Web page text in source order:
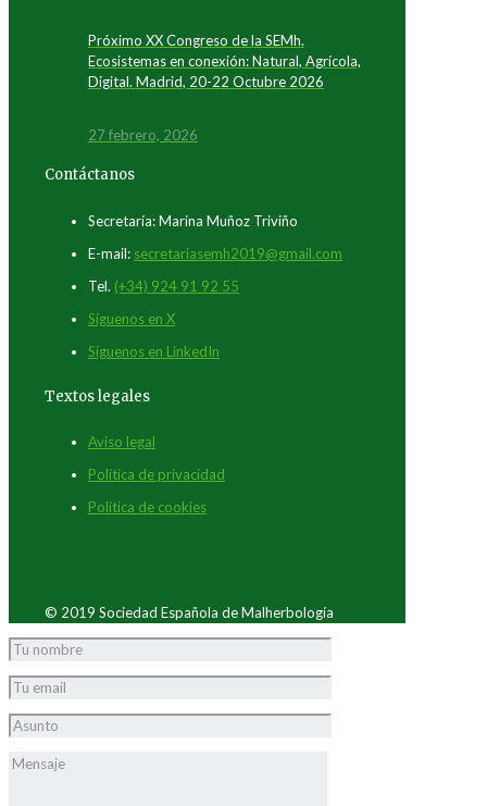
Próximo XX Congreso de la SEMh.
Ecosistemas en conexión: Natural, Agrícola,
Digital. Madrid, 20-22 Octubre 2026
27 febrero, 2026
Contáctanos
Secretaría: Marina Muñoz Triviño
E-mail: secretariasemh2019@gmail.com
Tel. (+34) 924 91 92 55
Síguenos en X
Síguenos en LinkedIn
Textos legales
Aviso legal
Política de privacidad
Política de cookies
© 2019 Sociedad Española de Malherbología